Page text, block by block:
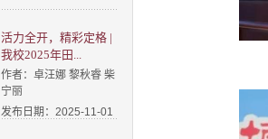
活力全开，精彩定格 |
我校2025年田...
作者：卓汪娜 黎秋睿 柴
宁丽
发布日期：2025-11-01